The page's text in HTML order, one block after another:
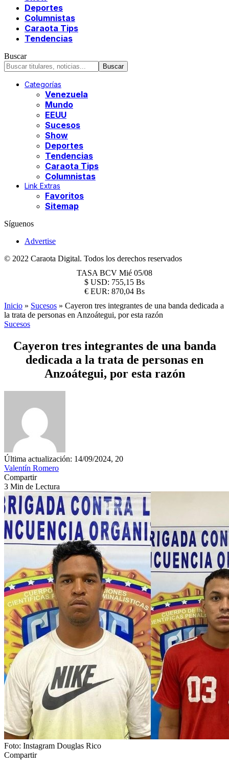
Deportes
Columnistas
Caraota Tips
Tendencias
Buscar
Categorías
Venezuela
Mundo
EEUU
Sucesos
Show
Deportes
Tendencias
Caraota Tips
Columnistas
Link Extras
Favoritos
Sitemap
Síguenos
Advertise
© 2022 Caraota Digital. Todos los derechos reservados
TASA BCV Mié 05/08
$ USD: 755,15 Bs
€ EUR: 870,04 Bs
Inicio » Sucesos » Cayeron tres integrantes de una banda dedicada a
la trata de personas en Anzoátegui, por esta razón
Sucesos
Cayeron tres integrantes de una banda
dedicada a la trata de personas en
Anzoátegui, por esta razón
Última actualización: 14/09/2024, 20
Valentín Romero
Compartir
3 Min de Lectura
Foto: Instagram Douglas Rico
Compartir